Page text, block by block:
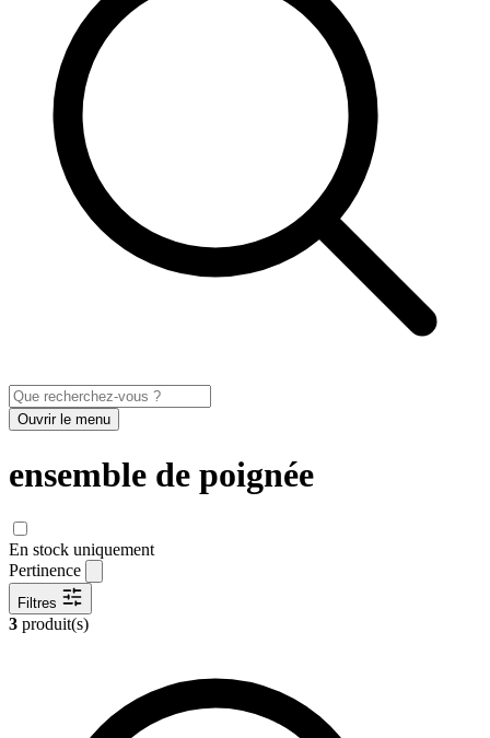
Ouvrir le menu
ensemble de poignée
En stock uniquement
Pertinence
Filtres
3 produit(s)